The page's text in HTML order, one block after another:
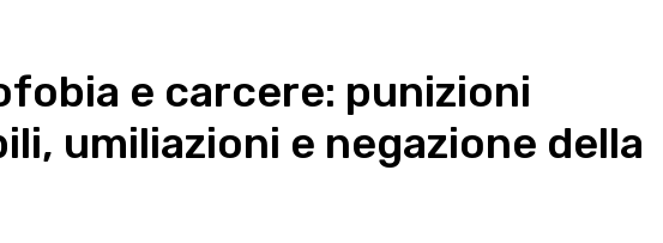
e carcere: punizioni
umiliazioni e negazione della